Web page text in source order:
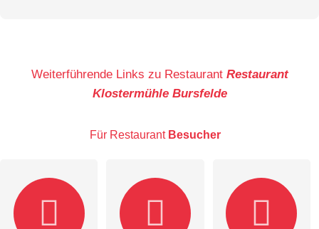
Weiterführende Links zu Restaurant Restaurant
Klostermühle Bursfelde
Für Restaurant Besucher